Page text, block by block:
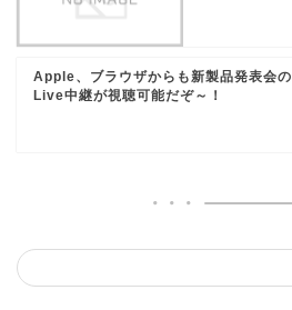
Apple、ブラウザからも新製品発表会の
Live中継が視聴可能だぞ～！